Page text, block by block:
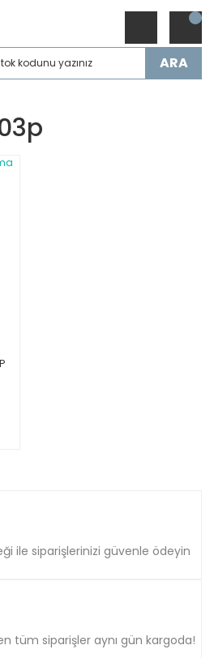
ARA
ile siparişlerinizi güvenle ödeyin
tüm siparişler aynı gün kargoda!